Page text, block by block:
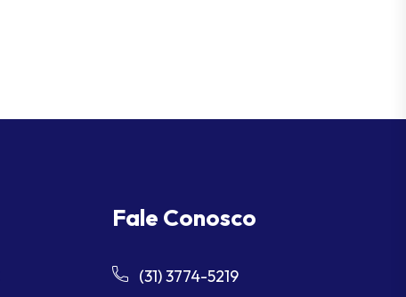
Fale Conosco
(31) 3774-5219